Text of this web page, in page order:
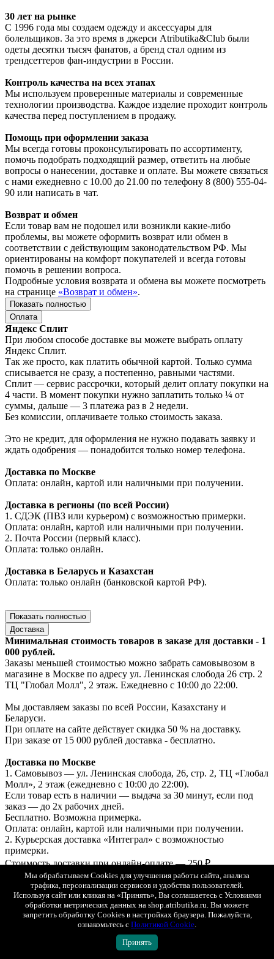
30 лет на рынке
С 1996 года мы создаем одежду и аксессуары для
болельщиков. За это время в джерси Atributika&Club были
одеты десятки тысяч фанатов, а бренд стал одним из
трендсеттеров фан-индустрии в России.
Контроль качества на всех этапах
Мы используем проверенные материалы и современные
технологии производства. Каждое изделие проходит контроль
качества перед поступлением в продажу.
Помощь при оформлении заказа
Мы всегда готовы проконсультировать по ассортименту,
помочь подобрать подходящий размер, ответить на любые
вопросы о нанесении, доставке и оплате. Вы можете связаться
с нами ежедневно с 10.00 до 21.00 по телефону 8 (800) 555-04-
90 или написать в чат.
Возврат и обмен
Если товар вам не подошел или возникли какие-либо
проблемы, вы можете оформить возврат или обмен в
соответствии с действующим законодательством РФ. Мы
ориентированы на комфорт покупателей и всегда готовы
помочь в решении вопроса.
Подробные условия возврата и обмена вы можете посмотреть
на странице «Возврат и обмен».
Показать полностью
Оплата
Яндекс Сплит
При любом способе доставке вы можете выбрать оплату
Яндекс Сплит.
Так же просто, как платить обычной картой. Только сумма
списывается не сразу, а постепенно, равными частями.
Сплит — сервис рассрочки, который делит оплату покупки на
4 части. В момент покупки нужно заплатить только ¼ от
суммы, дальше — 3 платежа раз в 2 недели.
Без комиссии, оплачиваете только стоимость заказа.
Это не кредит, для оформления не нужно подавать заявку и
ждать одобрения — понадобится только номер телефона.
Доставка по Москве
Оплата: онлайн, картой или наличными при получении.
Доставка в регионы (по всей России)
1. СДЭК (ПВЗ или курьером) с возможностью примерки.
Оплата: онлайн, картой или наличными при получении.
2. Почта России (первый класс).
Оплата: только онлайн.
Доставка в Беларусь и Казахстан
Оплата: только онлайн (банковской картой РФ).
Показать полностью
Доставка
Минимальная стоимость товаров в заказе для доставки - 1
000 рублей.
Заказы меньшей стоимостью можно забрать самовывозом в
магазине в Москве по адресу ул. Ленинская слобода 26 стр. 2
ТЦ "Глобал Молл", 2 этаж. Ежедневно с 10:00 до 22:00.
Мы доставляем заказы по всей России, Казахстану и
Беларуси.
При оплате на сайте действует скидка 50 % на доставку.
При заказе от 15 000 рублей доставка - бесплатно.
Доставка по Москве
1. Самовывоз — ул. Ленинская слобода, 26, стр. 2, ТЦ «Глобал
Молл», 2 этаж (ежедневно с 10:00 до 22:00).
Если товар есть в наличии — выдача за 30 минут, если под
заказ — до 2х рабочих дней.
Бесплатно. Возможна примерка.
Оплата: онлайн, картой или наличными при получении.
2. Курьерская доставка «Интеграл» с возможностью
примерки.
Стоимость доставки при онлайн-оплате — 250 ₽.
Стоимость доставки при оплате при получении — 500 ₽.
3. СДЭК (самовывоз из ПВЗ) с возможностью примерки.
Стоимость рассчитывается в корзине.
Оплата онлайн или при получении.
Доставка в регионы (по всей России)
1. СДЭК (ПВЗ или курьером) с возможностью примерки.
Мы обрабатываем Cookies для улучшения работы сайта, анализа
трафика, персонализации сервисов и удобства пользователей.
Используя сайт или кликая на «Принять», Вы соглашаетесь с Условиями
обработки метрических данных на shop.atributika.ru. Вы можете
запретить обработку Cookies в настройках браузера. Пожалуйста,
ознакомьтесь с Политикой Cookie.
Принять